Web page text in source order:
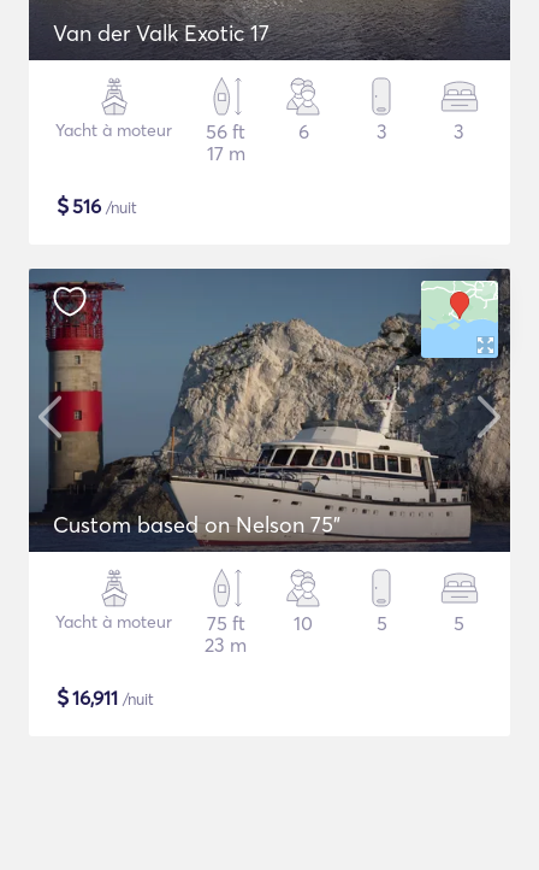
Van der Valk Exotic 17
Yacht à moteur
56 ft
17 m
6 3 3
$516 /nuit
Custom based on Nelson 75"
Yacht à moteur
75 ft
23 m
10 5 5
$16,911 /nuit